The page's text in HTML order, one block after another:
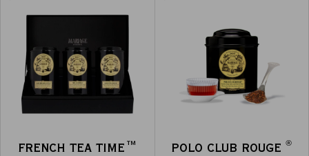
FRENCH TEA TIME™ POLO CLUB ROUGE®